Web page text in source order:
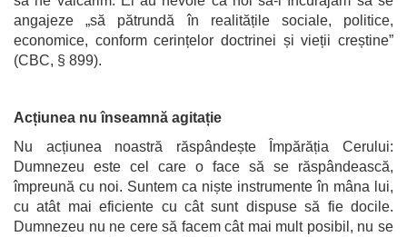
angajeze „să pătrundă în realitățile sociale, politice,
economice, conform cerințelor doctrinei și vieții creștine”
(CBC, § 899).
Acțiunea nu înseamnă agitație
Nu acțiunea noastră răspândește Împărăția Cerului:
Dumnezeu este cel care o face să se răspândească,
împreună cu noi. Suntem ca niște instrumente în mâna lui,
cu atât mai eficiente cu cât sunt dispuse să fie docile.
Dumnezeu nu ne cere să facem cât mai mult posibil, nu se